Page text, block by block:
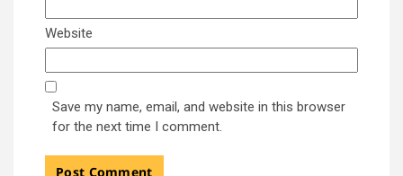
Website
Save my name, email, and website in this browser
for the next time I comment.